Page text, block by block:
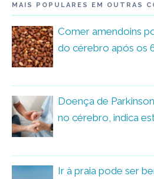
MAIS POPULARES EM OUTRAS
Comer amendoins
do cérebro após os
Doença de
no cérebro, indica
Ir à praia pode ser